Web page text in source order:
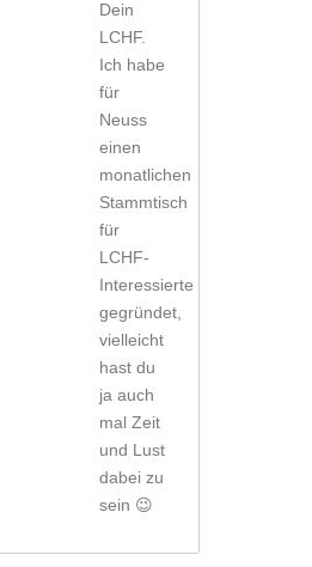
Dein
LCHF.
Ich habe
für
Neuss
einen
monatlichen
Stammtisch
für
LCHF-
Interessierte
gegründet,
vielleicht
hast du
ja auch
mal Zeit
und Lust
dabei zu
sein 😉